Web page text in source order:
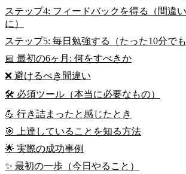
ステップ4: フィードバックを得る（間違
に）
ステップ5: 毎日勉強する（たった10分でも
📅 最初の6ヶ月: 何をすべきか
❌ 避けるべき間違い
🛠️ 必須ツール（本当に必要なもの）
💪 行き詰まったと感じたとき
🎯 上達していることを知る方法
🌟 実際の成功事例
✨ 最初の一歩（今日やること）